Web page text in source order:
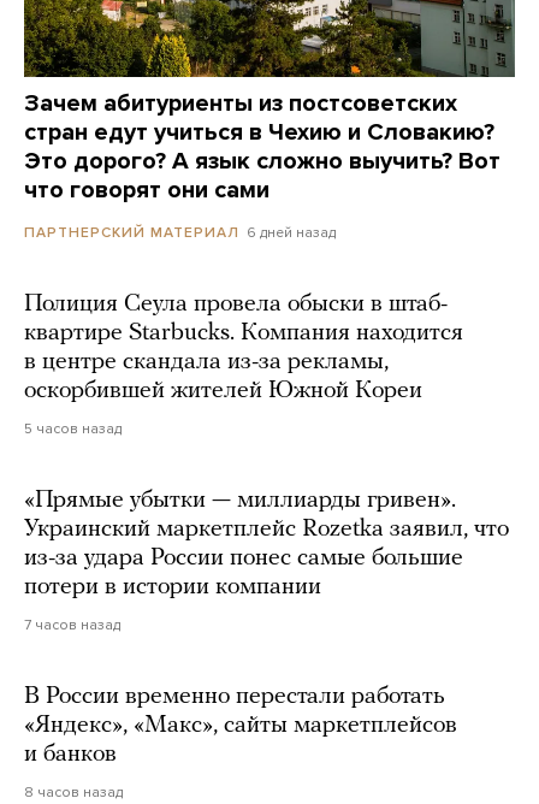
Зачем абитуриенты из постсоветских
стран едут учиться в Чехию и Словакию?
Это дорого? А язык сложно выучить? Вот
что говорят они сами
ПАРТНЕРСКИЙ МАТЕРИАЛ 6 дней назад
Полиция Сеула провела обыски в штаб-
квартире Starbucks. Компания находится
в центре скандала из-за рекламы,
оскорбившей жителей Южной Кореи
5 часов назад
«Прямые убытки — миллиарды гривен».
Украинский маркетплейс Rozetka заявил, что
из-за удара России понес самые большие
потери в истории компании
7 часов назад
В России временно перестали работать
«Яндекс», «Макс», сайты маркетплейсов
и банков
8 часов назад